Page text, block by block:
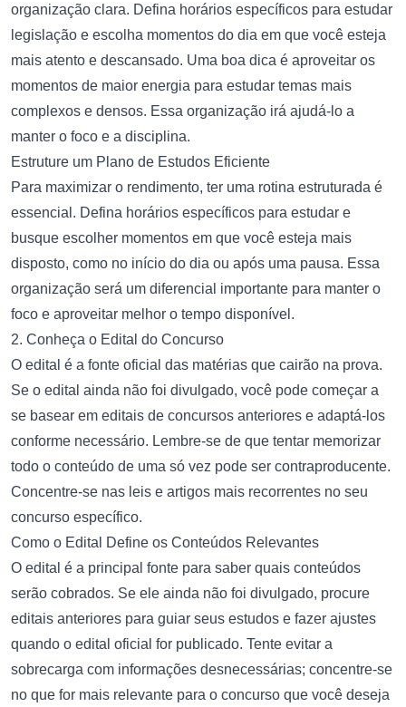
organização clara. Defina horários específicos para estudar
legislação e escolha momentos do dia em que você esteja
mais atento e descansado. Uma boa dica é aproveitar os
momentos de maior energia para estudar temas mais
complexos e densos. Essa organização irá ajudá-lo a
manter o foco e a disciplina.
Estruture um Plano de Estudos Eficiente
Para maximizar o rendimento, ter uma rotina estruturada é
essencial. Defina horários específicos para estudar e
busque escolher momentos em que você esteja mais
disposto, como no início do dia ou após uma pausa. Essa
organização será um diferencial importante para manter o
foco e aproveitar melhor o tempo disponível.
2. Conheça o Edital do Concurso
O edital é a fonte oficial das matérias que cairão na prova.
Se o edital ainda não foi divulgado, você pode começar a
se basear em editais de concursos anteriores e adaptá-los
conforme necessário. Lembre-se de que tentar memorizar
todo o conteúdo de uma só vez pode ser contraproducente.
Concentre-se nas leis e artigos mais recorrentes no seu
concurso específico.
Como o Edital Define os Conteúdos Relevantes
O edital é a principal fonte para saber quais conteúdos
serão cobrados. Se ele ainda não foi divulgado, procure
editais anteriores para guiar seus estudos e fazer ajustes
quando o edital oficial for publicado. Tente evitar a
sobrecarga com informações desnecessárias; concentre-se
no que for mais relevante para o concurso que você deseja